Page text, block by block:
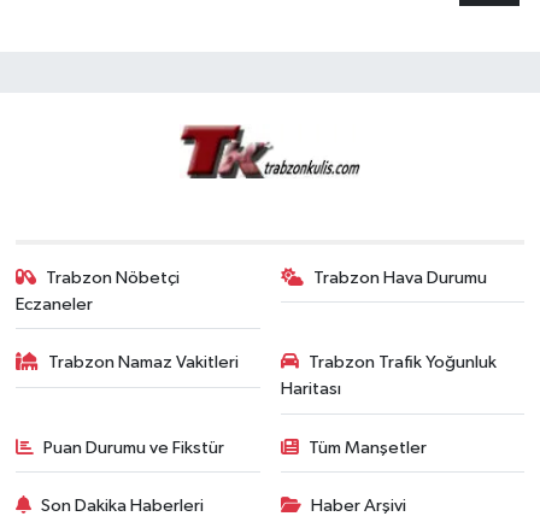
Trabzon Nöbetçi
Eczaneler
Trabzon Hava Durumu
Trabzon Namaz Vakitleri
Trabzon Trafik Yoğunluk
Haritası
Puan Durumu ve Fikstür Tüm Manşetler
Son Dakika Haberleri Haber Arşivi